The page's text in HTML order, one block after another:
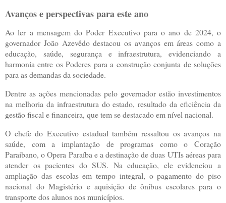
Avanços e perspectivas para este ano
Ao ler a mensagem do Poder Executivo para o ano de 2024, o
governador João Azevêdo destacou os avanços em áreas como a
educação, saúde, segurança e infraestrutura, evidenciando a
harmonia entre os Poderes para a construção conjunta de soluções
para as demandas da sociedade.
Dentre as ações mencionadas pelo governador estão investimentos
na melhoria da infraestrutura do estado, resultado da eficiência da
gestão fiscal e financeira, que tem se destacado em nível nacional.
O chefe do Executivo estadual também ressaltou os avanços na
saúde, com a implantação de programas como o Coração
Paraibano, o Opera Paraíba e a destinação de duas UTIs aéreas para
atender os pacientes do SUS. Na educação, ele evidenciou a
ampliação das escolas em tempo integral, o pagamento do piso
nacional do Magistério e aquisição de ônibus escolares para o
transporte dos alunos nos municípios.